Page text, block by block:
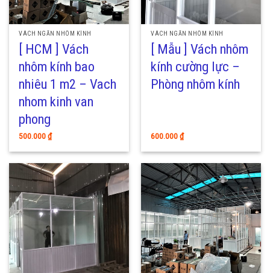
VÁCH NGĂN NHÔM KÍNH
[ HCM ] Vách
nhôm kính bao
nhiêu 1 m2 – Vach
nhom kinh van
phong
500.000₫
VÁCH NGĂN NHÔM KÍNH
[ Mẫu ] Vách nhôm
kính cường lực –
Phòng nhôm kính
600.000₫